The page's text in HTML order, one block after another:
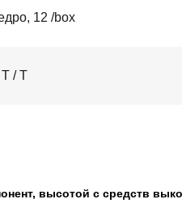
12 /box
T / T
высотой с средств